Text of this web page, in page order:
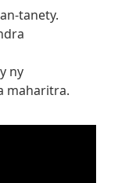
tanety.
ny
maharitra.